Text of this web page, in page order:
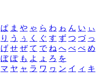
ぱ ま や ゃ ら わ ゎ ん い ぃ
り う ぅ く ぐ す ず つ づ っ
げ せ ぜ て で ね へ べ ぺ め
ぼ ぽ も よ ょ ろ を
マ ヤ ャ ラ ワ ヮ ン イ ィ キ